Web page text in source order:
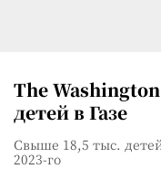
The
детей в Газе
Свыше 18,5 тыс.
2023-го